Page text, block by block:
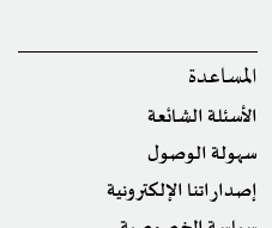
المساعدة
الأسئلة الشائعة
سهولة الوصول
إصداراتنا الإلكترونية